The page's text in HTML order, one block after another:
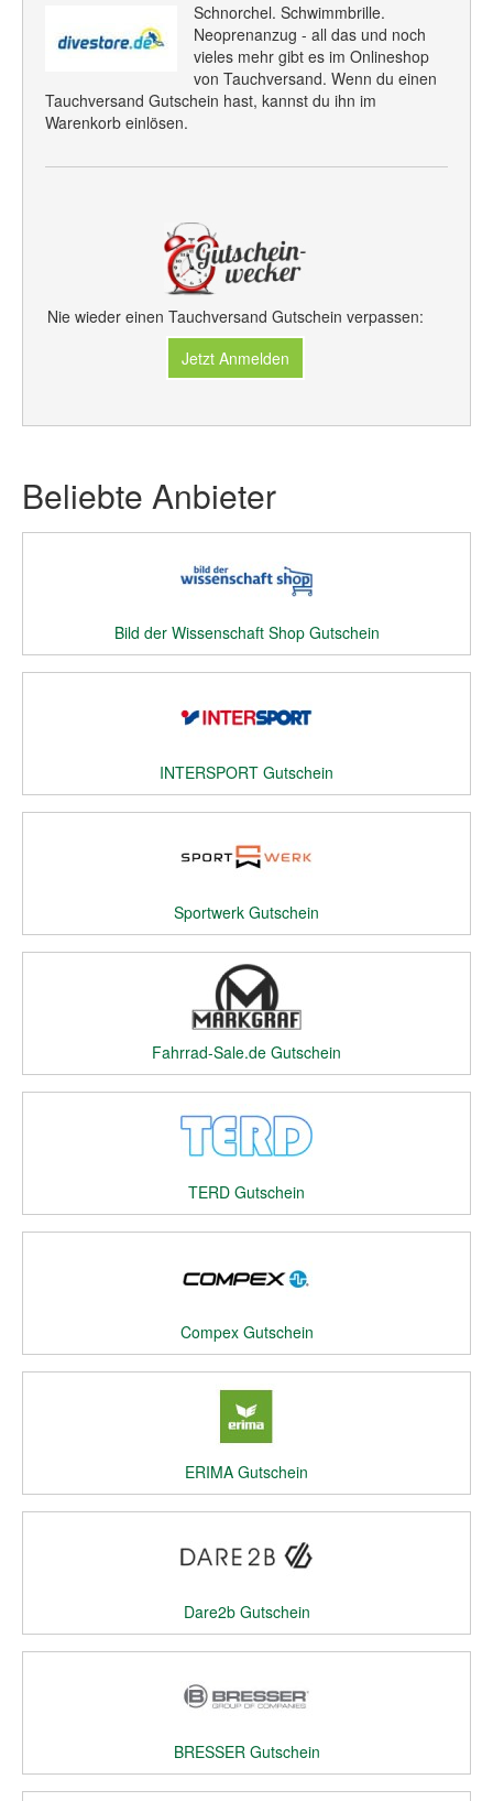
Schnorchel. Schwimmbrille.
Neoprenanzug - all das und noch
vieles mehr gibt es im Onlineshop
von Tauchversand. Wenn du einen
Tauchversand Gutschein hast, kannst du ihn im
Warenkorb einlösen.
Nie wieder einen Tauchversand Gutschein verpassen:
Jetzt Anmelden
Beliebte Anbieter
Bild der Wissenschaft Shop Gutschein
INTERSPORT Gutschein
Sportwerk Gutschein
Fahrrad-Sale.de Gutschein
TERD Gutschein
Compex Gutschein
ERIMA Gutschein
Dare2b Gutschein
BRESSER Gutschein